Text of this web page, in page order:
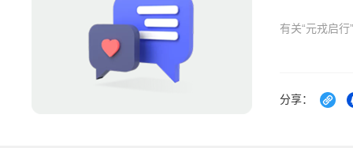
有关“元戎启
分享：